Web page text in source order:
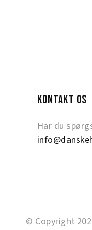
KONTAKT OS
Har du
© Copyright